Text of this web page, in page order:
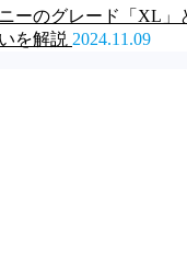
ーのグレード「XL」
を解説 2024.11.09